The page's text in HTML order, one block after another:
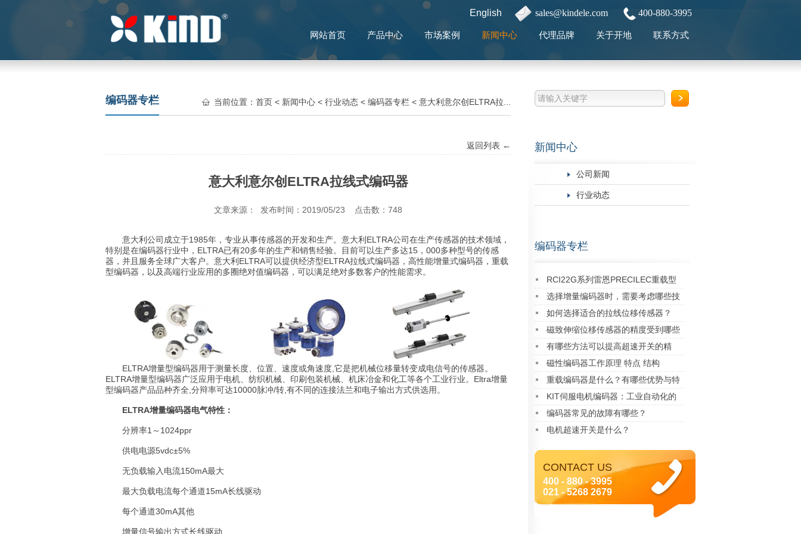
English sales@kindele.com 400-880-3995
网站首页 产品中心 市场案例 新闻中心 代理品牌 关于开地 联系方式
新闻中心
公司新闻
行业动态
编码器专栏
RCI22G系列雷恩PRECILEC重载型
编码器
选择增量编码器时，需要考虑哪些技
术指标？
如何选择适合的拉线位移传感器？
磁致伸缩位移传感器的精度受到哪些
因素的影响？
有哪些方法可以提高超速开关的精
度？
磁性编码器工作原理 特点 结构
重载编码器是什么？有哪些优势与特
点
KIT伺服电机编码器：工业自动化的
精密核心
编码器常见的故障有哪些？
电机超速开关是什么？
CONTACT US
400 - 880 - 3995
021 - 5268 2679
编码器专栏 当前位置： 首页 < 新闻中心 < 行业动态 < 编码器专栏 < 意大利意尔创ELTRA拉...
返回列表 ←
意大利意尔创ELTRA拉线式编码器
文章来源： 发布时间：2019/05/23 点击数： 748
意大利公司成立于1985年，专业从事传感器的开发和生产。意大利ELTRA公司在生产传感器的技术领域，
特别是在编码器行业中，ELTRA已有20多年的生产和销售经验。目前可以生产多达15，000多种型号的传感
器，并且服务全球广大客户。意大利ELTRA可以提供经济型ELTRA拉线式编码器，高性能增量式编码器，重载
型编码器，以及高端行业应用的多圈绝对值编码器，可以满足绝对多数客户的性能需求。
ELTRA增量型编码器用于测量长度、位置、速度或角速度,它是把机械位移量转变成电信号的传感器。
ELTRA增量型编码器广泛应用于电机、纺织机械、印刷包装机械、机床冶金和化工等各个工业行业。Eltra增量
型编码器产品品种齐全,分辩率可达10000脉冲/转,有不同的连接法兰和电子输出方式供选用。
ELTRA增量编码器电气特性：
分辨率1～1024ppr
供电电源5vdc±5%
无负载输入电流150mA最大
最大负载电流每个通道15mA长线驱动
每个通道30mA其他
增量信号输出方式长线驱动